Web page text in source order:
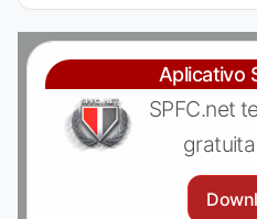
Aplicativo
SPFC.net